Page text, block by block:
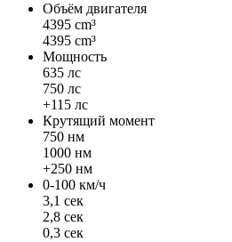
Объём двигателя
4395 cm³
4395 cm³
Мощность
635 лс
750 лс
+115 лс
Крутящий момент
750 нм
1000 нм
+250 нм
0-100 км/ч
3,1 сек
2,8 сек
0,3 сек